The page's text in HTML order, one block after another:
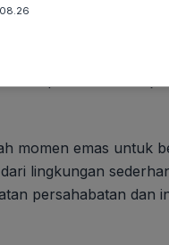
Samuel Steven
Rizki
representasi dari
momen emas untuk
lingkungan
persahabatan dan